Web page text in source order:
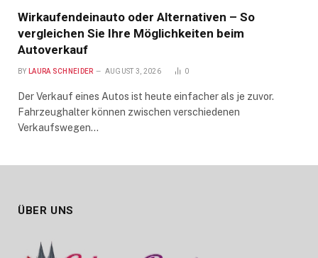
Wirkaufendeinauto oder Alternativen – So
vergleichen Sie Ihre Möglichkeiten beim
Autoverkauf
BY LAURA SCHNEIDER AUGUST 3, 2026 0
Der Verkauf eines Autos ist heute einfacher als je zuvor.
Fahrzeughalter können zwischen verschiedenen
Verkaufswegen…
ÜBER UNS